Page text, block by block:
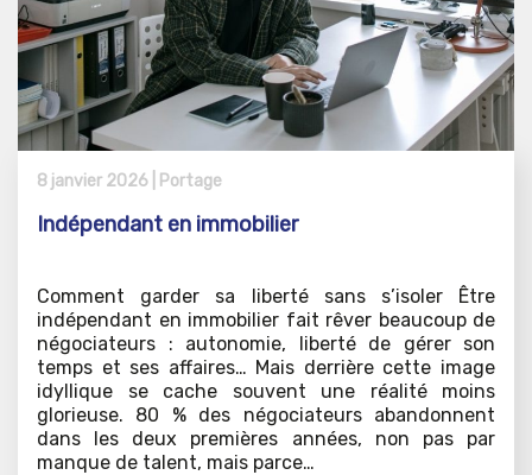
8 janvier 2026 | Portage
Indépendant en immobilier
Comment garder sa liberté sans s’isoler Être
indépendant en immobilier fait rêver beaucoup de
négociateurs : autonomie, liberté de gérer son
temps et ses affaires… Mais derrière cette image
idyllique se cache souvent une réalité moins
glorieuse. 80 % des négociateurs abandonnent
dans les deux premières années, non pas par
manque de talent, mais parce…